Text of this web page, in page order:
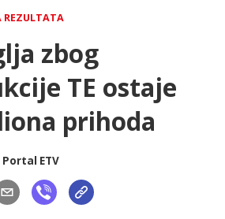
REZULTATA
zbog
TE ostaje
prihoda
Portal ETV